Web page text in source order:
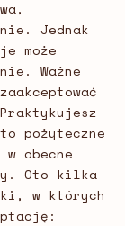
Jednak
może
Ważne
pożyteczne
obecne
Oto kilka
w których